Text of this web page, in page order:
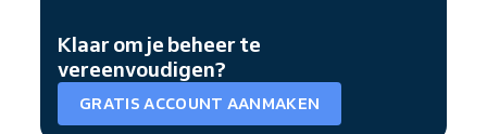
Klaar om je beheer te
vereenvoudigen?
GRATIS ACCOUNT AANMAKEN